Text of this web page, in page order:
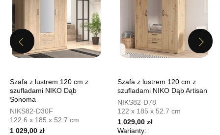
SALON MEBLOWY MEBLOSTYL
Salon meblowy
66-600 KROSNO ODRZAŃSKIE
Nr tel.508100164
Adres e-mail:
meblostyl01@op.pl
Godziny otwarcia
Pn-Pt: 09:00-17:00, Sb: 09:00-14:00
Previous
Szafa z lustrem 120 cm z
szufladami NIKO Dąb
Sonoma
NIKS82-D30F
122.6 x 185 x 52.7 cm
1 029,00 zł
Szafa z lustrem 120 cm z
szufladami NIKO Dąb Artisan
NIKS82-D78
122 x 185 x 52.7 cm
1 029,00 zł
Warianty:
Next